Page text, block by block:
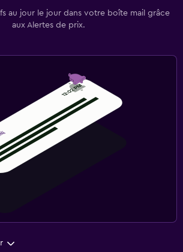
au jour le jour dans votre boîte mail grâce
aux Alertes de prix.